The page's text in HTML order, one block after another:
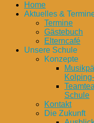
Home
Aktuelles &
Termine
Gästebuch
Elterncafé
Unsere Schule
Konzepte
Schule
Kontakt
Die Zukunft